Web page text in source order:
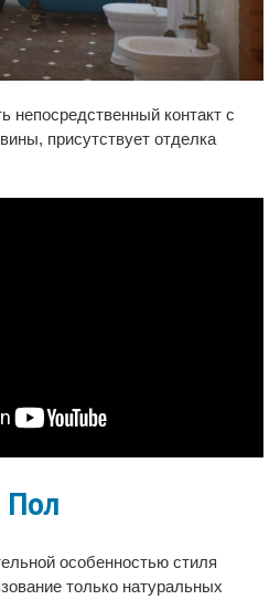
непосредственный контакт с
присутствует отделка
Пол
особенностью стиля
только натуральных